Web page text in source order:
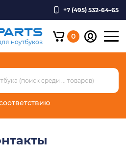
+7 (495) 532-64-65
0